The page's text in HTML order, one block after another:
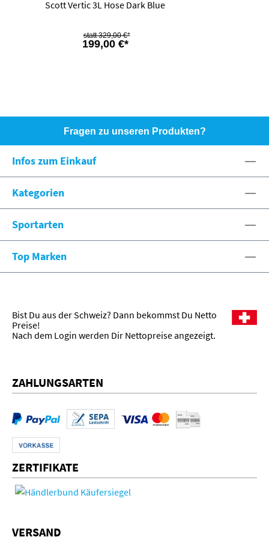
Scott Vertic 3L Hose Dark Blue
199,00 €*
329,00 €*
Fragen zu unseren Produkten?
eshop@spexx.org
Infos zum Einkauf
Kategorien
Sportarten
Top Marken
Bist Du aus der Schweiz? Dann bekommst Du Netto
Preise!
Nach dem Login werden Dir Nettopreise angezeigt.
ZAHLUNGSARTEN
ZERTIFIKATE
VERSAND